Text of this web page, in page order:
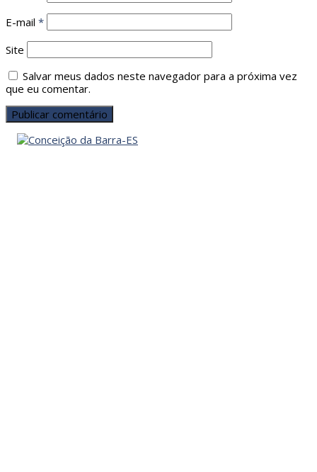
E-mail *
Site
Salvar meus dados neste navegador para a próxima vez
que eu comentar.